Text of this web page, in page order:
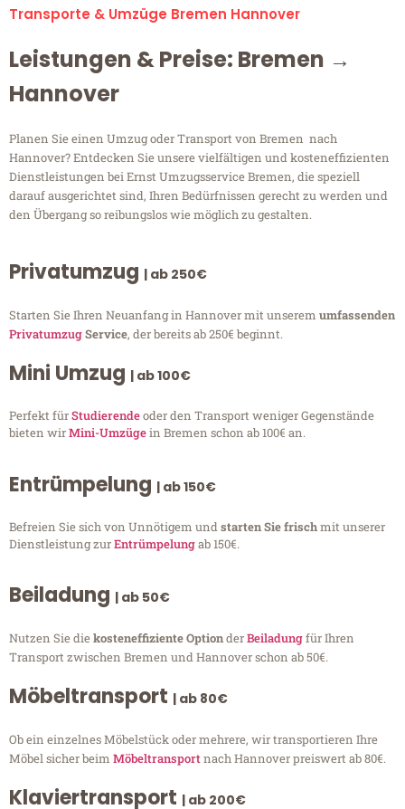
Transporte & Umzüge Bremen Hannover
Leistungen & Preise: Bremen →
Hannover
Planen Sie einen Umzug oder Transport von Bremen nach
Hannover? Entdecken Sie unsere vielfältigen und kosteneffizienten
Dienstleistungen bei Ernst Umzugsservice Bremen, die speziell
darauf ausgerichtet sind, Ihren Bedürfnissen gerecht zu werden und
den Übergang so reibungslos wie möglich zu gestalten.
Privatumzug | ab 250€
Starten Sie Ihren Neuanfang in Hannover mit unserem umfassenden
PrivatumzugService, der bereits ab 250€ beginnt.
Mini Umzug | ab 100€
Perfekt fürStudierendeoder den Transport weniger Gegenstände
bieten wirMini-Umzügein Bremen schon ab 100€ an.
Entrümpelung | ab 150€
Befreien Sie sich von Unnötigem undstarten Sie frischmit unserer
Dienstleistung zurEntrümpelungab 150€.
Beiladung | ab 50€
Nutzen Sie diekosteneffiziente OptionderBeiladungfür Ihren
Transport zwischen Bremen und Hannover schon ab 50€.
Möbeltransport | ab 80€
Ob ein einzelnes Möbelstück oder mehrere, wir transportieren Ihre
Möbel sicher beim Möbeltransportnach Hannover preiswert ab 80€.
Klaviertransport | ab 200€